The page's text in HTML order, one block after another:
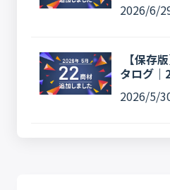
2026/6/
【保存
タログ｜
2026/5/